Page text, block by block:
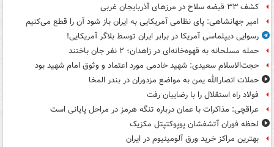
کشف ۳۳ قبضه سلاح در مرزهای آذربایجان غربی
امیر جهانشاهی: پای نظامی آمریکایی به ایران باز شود آن را قطع می‌کنیم
رسوایی دیپلماسی آمریکا در برابر ایران توسط بلاگر آمریکایی!
حمله مسلحانه به قهوه‌خانه‌ای در زاهدان؛ ۲ نفر جان باختند
حجت‌الاسلام سعیدی: شهید خادمی مورد اعتماد و وثوق امام شهید بود
حملات انصارالله یمن به مواضع مزدوران در بندر المخا
فولاد راه استقلال را با رضاییان رفت
عراقچی: مذاکرات با عمان درباره تنگه هرمز در مراحل پایانی است
لحظه فوران آتشفشان پوپوکتپتل مکزیک
بهترین مراکز خرید ورق آلومینیوم در ایران